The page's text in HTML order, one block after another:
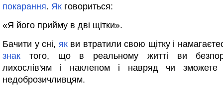
покарання. Як говориться:
«Я його прийму в дві щітки».
Бачити у сні, якви втратили свою щітку і
знак того, що в реальному житті ви
лихослів'ям і наклепом і навряд чи
недоброзичливцям.